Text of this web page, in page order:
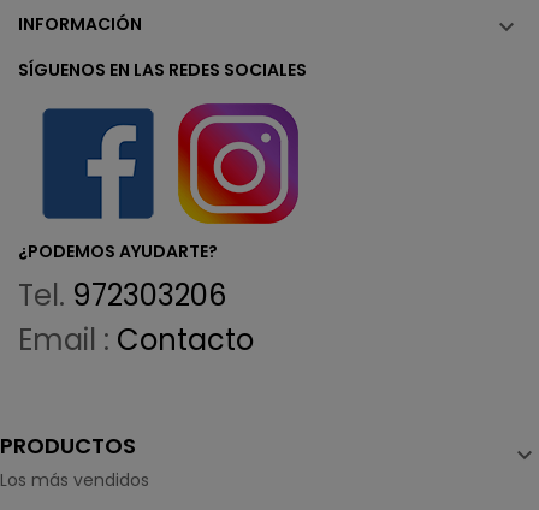
INFORMACIÓN 
SÍGUENOS EN LAS REDES SOCIALES
¿PODEMOS AYUDARTE?
Tel. 972303206
Email : Contacto
PRODUCTOS 
Los más vendidos